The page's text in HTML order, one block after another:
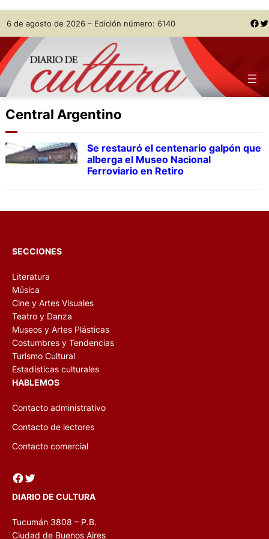
Skip
to
content
6 de agosto de 2026 – Edición número: 6140 Facebook Twitter
Central Argentino
Se restauró el centenario galpón que
alberga el Museo Nacional
Ferroviario en Retiro
SECCIONES
Literatura
Música
Cine y Artes Visuales
Teatro y Danza
Museos y Artes Plásticas
Costumbres y Tendencias
Turismo Cultural
Estadísticas culturales
HABLEMOS
Contacto administrativo
Contacto de lectores
Contacto comercial
Facebook Twitter
DIARIO DE CULTURA
Tucumán 3808 – P.B.
Ciudad de Buenos Aires